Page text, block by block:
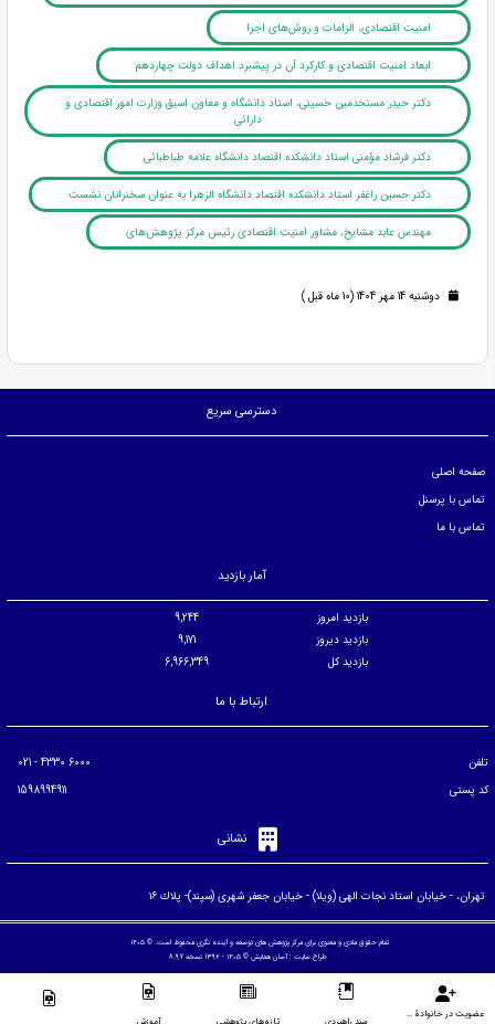
امنیت اقتصادی، الزامات و روش‌های اجرا
ابعاد امنیت اقتصادی و کارکرد آن در پیشبرد اهداف دولت چهاردهم
دکتر حیدر مستخدمین حسینی، استاد دانشگاه و معاون اسبق وزارت امور اقتصادی و
دارائی
دکتر فرشاد مؤمنی استاد دانشکده اقتصاد دانشگاه علامه طباطبائی
دکتر حسین راغفر استاد دانشکده اقتصاد دانشگاه الزهرا به عنوان سخنرانان نشست
مهندس عابد مشایخ، مشاور امنیت اقتصادی رئیس مرکز پژوهش‌های
دوشنبه 14 مهر 1404 (10 ماه قبل )
دسترسی سریع
صفحه اصلی
تماس با پرسنل
تماس با ما
آمار بازدید
بازدید امروز
9,244
بازدید دیروز
9,171
بازدید کل
6,966,349
ارتباط با ما
تلفن
کد پستی
نشانی
تهران، - خيابان استاد نجات الهی (ويلا) - خيابان جعفر شهری (سپند)- پلاك ۱۶
تمام حقوق مادی و معنوی برای مرکز پژوهش های توسعه و آینده نگری محفوظ است. © ۱۴۰۵
طراح سایت :آسان همایش © ۱۴۰۵ - 1392 نسخه 8.97
عضویت در خانوادۀ مرکز